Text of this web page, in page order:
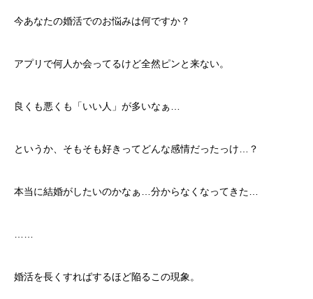
今あなたの婚活でのお悩みは何ですか？
アプリで何人か会ってるけど全然ピンと来ない。
良くも悪くも「いい人」が多いなぁ…
というか、そもそも好きってどんな感情だったっけ…？
本当に結婚がしたいのかなぁ…分からなくなってきた…
婚活を長くすればするほど陥るこの現象。